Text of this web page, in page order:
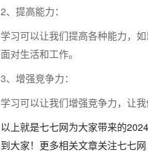
2、提高能力：
学习可以让我们提高各种能力，
面对生活和工作。
3、增强竞争力：
学习可以让我们增强竞争力，让
以上就是七七网为大家带来的
到大家！更多相关文章关注七七